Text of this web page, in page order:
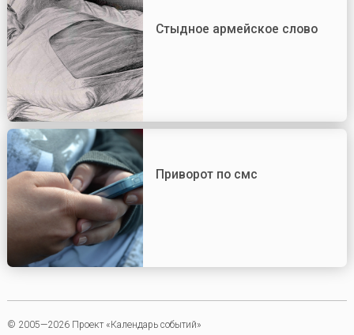
Стыдное армейское слово
Приворот по смс
© 2005—2026 Проект «Календарь событий»